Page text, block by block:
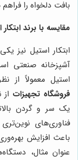
بافت دلخواه را
مقایسه با برند
ابتکار استیل نیز
آشپزخانه صنعتی
استیل معمولاً از
فروشگاه تجهیزات
یک سر و گردن
فناوری‌های
باعث افزایش
عنوان مثال،